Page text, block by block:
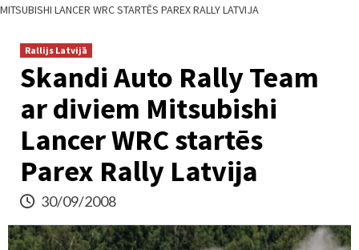
MITSUBISHI LANCER WRC STARTĒS PAREX RALLY LATVIJA
Rallijs Latvijā
Skandi Auto Rally Team
ar diviem Mitsubishi
Lancer WRC startēs
Parex Rally Latvija
30/09/2008